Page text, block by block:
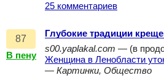
25 комментариев
87
В пену
Глубокие традиции
s00.yaplakal.com — (в
Женщина в Ленобласти
— Картинки, Общество